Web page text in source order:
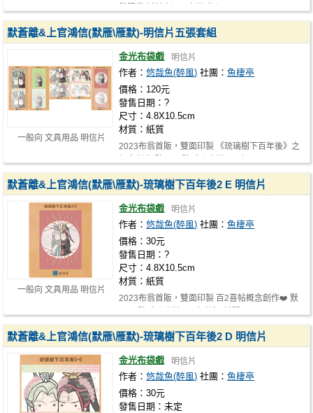
一般向 文具用品 明信片
默蒼離&上官鴻信(默雁\雁默)-明信片五張套組
金光布袋戲 明信片
作者：悠哉魚(醉風) 社團：魚棲亭
價格：120元
發售日期：?
尺寸：4.8X10.5cm
材質：紙質
2023布翁首販，雙面印製 《琉璃樹下百年後》之
一般向 文具用品 明信片
默蒼離&上官鴻信(默雁\雁默)-琉璃樹下百年後2 E 明信片
金光布袋戲 明信片
作者：悠哉魚(醉風) 社團：魚棲亭
價格：30元
發售日期：?
尺寸：4.8X10.5cm
材質：紙質
2023布翁首販，雙面印製 百2喜帖概念創作❤️ 默
默蒼離&上官鴻信(默雁\雁默)-琉璃樹下百年後2 D 明信片
金光布袋戲 明信片
作者：悠哉魚(醉風) 社團：魚棲亭
價格：30元
發售日期：未定